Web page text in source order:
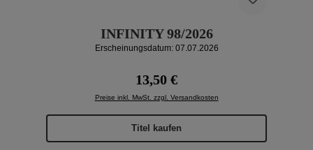
INFINITY 98/2026
Erscheinungsdatum: 07.07.2026
Regulärer Preis:
13,50 €
Preise inkl. MwSt. zzgl. Versandkosten
Titel kaufen